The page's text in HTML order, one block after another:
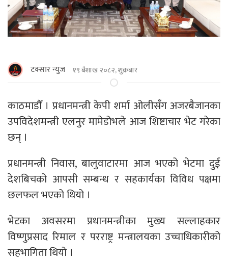
टक्सार न्युज १९ बैशाख २०८२, शुक्रबार
काठमाडौँ । प्रधानमन्त्री केपी शर्मा ओलीसँग अजरबैजानका
उपविदेशमन्त्री एलनुर मामेडोभले आज शिष्टाचार भेट गरेका
छन् ।
प्रधानमन्त्री निवास, बालुवाटारमा आज भएको भेटमा दुई
देशबिचको आपसी सम्बन्ध र सहकार्यका विविध पक्षमा
छलफल भएको थियो ।
भेटका अवसरमा प्रधानमन्त्रीका मुख्य सल्लाहकार
विष्णुप्रसाद रिमाल र परराष्ट्र मन्त्रालयका उच्चाधिकारीको
सहभागिता थियो ।